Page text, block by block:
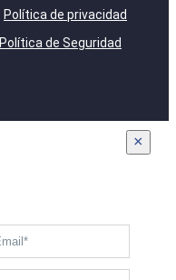
Política de privacidad
Política de Seguridad
×